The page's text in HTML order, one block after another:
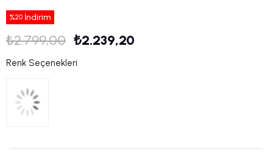
%20 İndirim
₺2.799,00 ₺2.239,20
Renk Seçenekleri